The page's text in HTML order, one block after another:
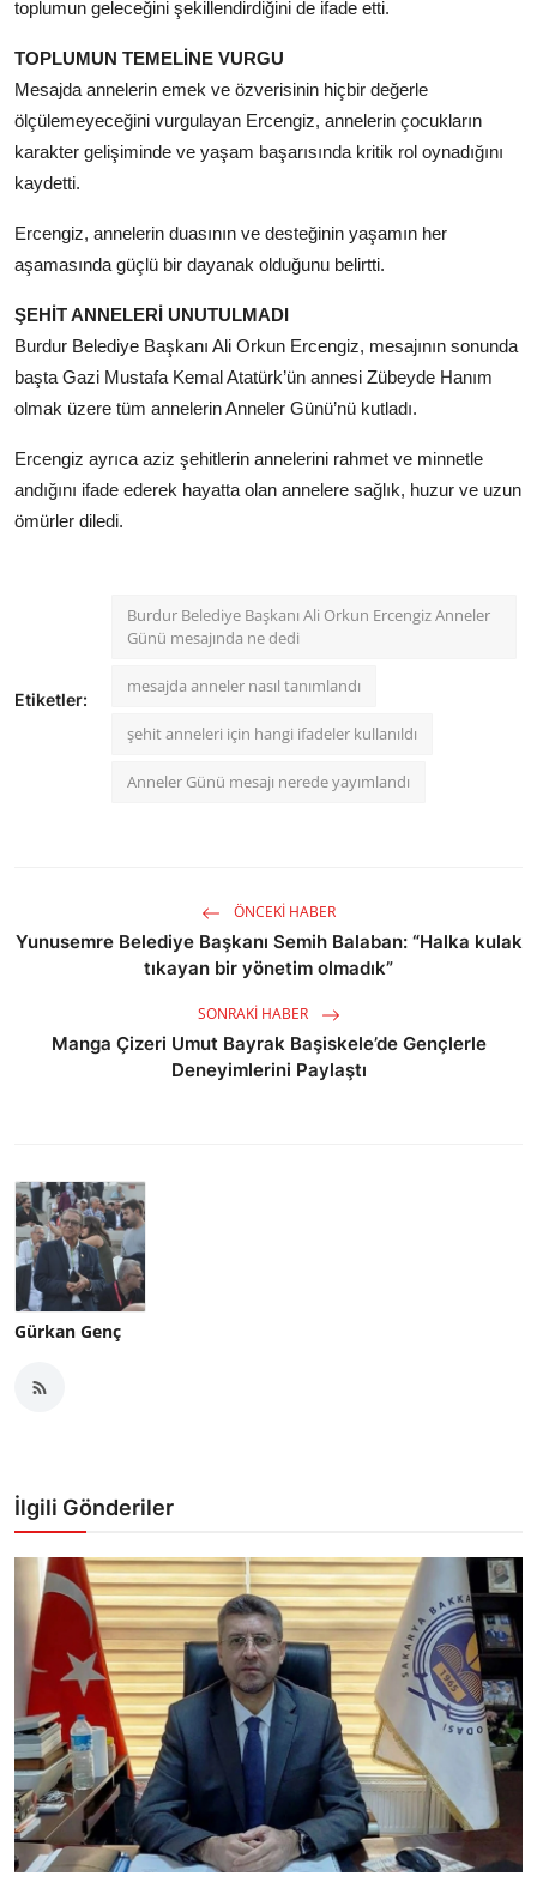
toplumun geleceğini şekillendirdiğini de ifade etti.
TOPLUMUN TEMELİNE VURGU
Mesajda annelerin emek ve özverisinin hiçbir değerle
ölçülemeyeceğini vurgulayan Ercengiz, annelerin çocukların
karakter gelişiminde ve yaşam başarısında kritik rol oynadığını
kaydetti.
Ercengiz, annelerin duasının ve desteğinin yaşamın her
aşamasında güçlü bir dayanak olduğunu belirtti.
ŞEHİT ANNELERİ UNUTULMADI
Burdur Belediye Başkanı Ali Orkun Ercengiz, mesajının sonunda
başta Gazi Mustafa Kemal Atatürk’ün annesi Zübeyde Hanım
olmak üzere tüm annelerin Anneler Günü’nü kutladı.
Ercengiz ayrıca aziz şehitlerin annelerini rahmet ve minnetle
andığını ifade ederek hayatta olan annelere sağlık, huzur ve uzun
ömürler diledi.
Etiketler:
Burdur Belediye Başkanı Ali Orkun Ercengiz Anneler
Günü mesajında ne dedi
mesajda anneler nasıl tanımlandı
şehit anneleri için hangi ifadeler kullanıldı
Anneler Günü mesajı nerede yayımlandı
ÖNCEKI HABER
Yunusemre Belediye Başkanı Semih Balaban: “Halka kulak
tıkayan bir yönetim olmadık”
SONRAKI HABER
Manga Çizeri Umut Bayrak Başiskele’de Gençlerle
Deneyimlerini Paylaştı
Gürkan Genç
İlgili Gönderiler